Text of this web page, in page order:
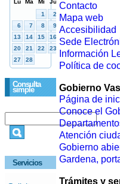
Consulta
simple
Servicios
Contacto
Mapa web
Accesibilidad
Sede
Información
Política de
Gobierno
Página de
Conoce el
Atención
Gobierno
Gardena,
Trámites y